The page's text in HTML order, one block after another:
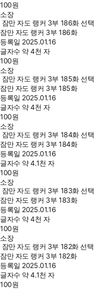
100원
소장
잠만 자도 랭커 3부 186화 선택
잠만 자도 랭커 3부 186화
등록일 2025.01.16
글자수 약 4천 자
100원
소장
잠만 자도 랭커 3부 185화 선택
잠만 자도 랭커 3부 185화
등록일 2025.01.16
글자수 약 4천 자
100원
소장
잠만 자도 랭커 3부 184화 선택
잠만 자도 랭커 3부 184화
등록일 2025.01.16
글자수 약 4.1천 자
100원
소장
잠만 자도 랭커 3부 183화 선택
잠만 자도 랭커 3부 183화
등록일 2025.01.16
글자수 약 4천 자
100원
소장
잠만 자도 랭커 3부 182화 선택
잠만 자도 랭커 3부 182화
등록일 2025.01.16
글자수 약 4.1천 자
100원